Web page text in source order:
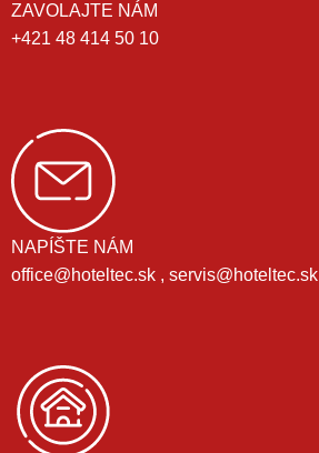
ZAVOLAJTE NÁM
+421 48 414 50 10
NAPÍŠTE NÁM
office@hoteltec.sk , servis@hoteltec.sk